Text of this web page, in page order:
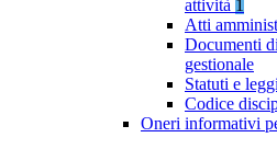
attività 1
Atti
Documenti
gestionale
Statuti e
Codice
Oneri informativi